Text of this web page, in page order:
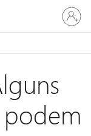
Entre
em
sua